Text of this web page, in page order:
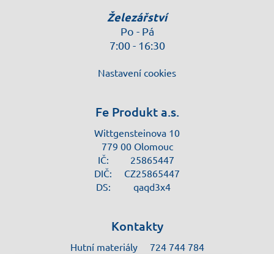
Železářství
Po - Pá
7:00 - 16:30
Nastavení cookies
Fe Produkt a.s.
Wittgensteinova 10
779 00 Olomouc
IČ:
DIČ:
DS:
25865447
CZ25865447
qaqd3x4
Kontakty
Hutní materiály 724 744 784